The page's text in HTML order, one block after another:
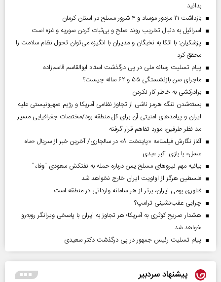
بدانید
بازداشت ۲۱ مزدور موساد و ۴ شرور مسلح در استان کرمان
اسرائیل به دنبال تخریب روند صلح و بی‌ثبات کردن سوریه و غزه است
پزشکیان: با اتکا به نخبگان و مدیران با انگیزه می‌توان تحول نظام سلامت را
محقق کرد
پیام تسلیت رسانه ملی در پی درگذشت استاد ابوالقاسم قاسم‌زاده
ماجرای سن بازنشستگی ۵۵ و ۶۲ ساله چیست؟
برادرکشی به خاطر کار نکردن
بسته‌شدن تنگه هرمز ناشی از تجاوز نظامی آمریکا و رژیم صهیونیستی علیه
ایران و پیامد‌های امنیتی آن برای کل منطقه بود/مختصات جغرافیایی مسیر
مد نظر طرفین، مورد تفاهم قرار گرفته
آغاز نگارش فیلمنامه «پایتخت ۸» در سالجاری/ آخرین خبر از سریال «ماه
عسل» با بازی اکبر عبدی
بیانیه مهم نیروهای مسلح یمن درباره حمله به نفتکش سعودی "وفاء"
فلسطین هرگز از اولویت ایران خارج نخواهد شد
فناوری بومی ایران، برتر از هر سامانه وارداتی در منطقه است
چرایی عقب‌نشینی ترامپ؟
هشدار صریح کوثری به آمریکا؛ هر تجاوز به ایران با پاسخی ویرانگر روبه‌رو
خواهد شد
پیام تسلیت رئیس جمهور در پی درگذشت دکتر سعیدی
پیشنهاد سردبیر